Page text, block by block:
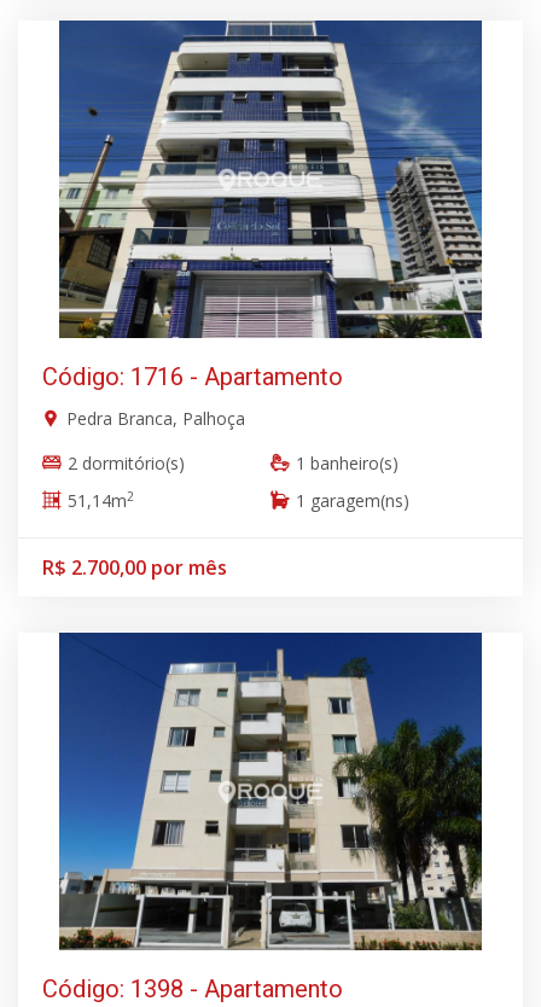
Código: 1716 - Apartamento
Pedra Branca, Palhoça
2 dormitório(s)
1 banheiro(s)
51,14m2 1 garagem(ns)
R$ 2.700,00 por mês
Código: 1398 - Apartamento